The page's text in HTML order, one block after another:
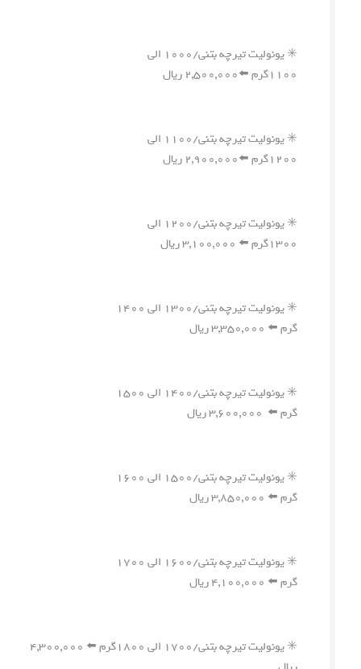
✳️ یونولیت تیرچه بتنی/۱۰۰۰ الی
۱۱۰۰گرم ⬅️۲,۵۰۰,۰۰۰ ریال
✳️ یونولیت تیرچه بتنی/۱۱۰۰ الی
۱۲۰۰گرم ⬅️۲,۹۰۰,۰۰۰ ریال
✳️ یونولیت تیرچه بتنی/۱۲۰۰ الی
۱۳۰۰گرم ⬅️ ۳,۱۰۰,۰۰۰ ریال
✳️ یونولیت تیرچه بتنی/۱۳۰۰ الی ۱۴۰۰
گرم ⬅️ ۳,۳۵۰,۰۰۰ ریال
✳️ یونولیت تیرچه بتنی/۱۴۰۰ الی ۱۵۰۰
گرم ⬅️ ۳,۶۰۰,۰۰۰ ریال
✳️ یونولیت تیرچه بتنی/۱۵۰۰ الی ۱۶۰۰
گرم ⬅️ ۳,۸۵۰,۰۰۰ ریال
✳️ یونولیت تیرچه بتنی/۱۶۰۰ الی ۱۷۰۰
گرم ⬅️ ۴,۱۰۰,۰۰۰ ریال
✳️ یونولیت تیرچه بتنی/۱۷۰۰ الی ۱۸۰۰گرم ⬅️ ۴,۳۰۰,۰۰۰